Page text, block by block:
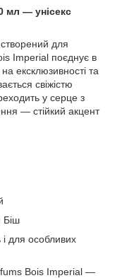
мл — унісекс
для
Imperial поєднує в
ексклюзивності та
свіжістю
у серце з
— стійкий акцент
Біш
для особливих
Bois Imperial —